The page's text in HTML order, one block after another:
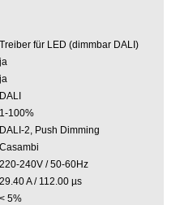
Treiber für LED (dimmbar DALI)
ja
ja
DALI
1-100%
DALI-2, Push Dimming
Casambi
220-240V / 50-60Hz
29.40 A / 112.00 µs
< 5%